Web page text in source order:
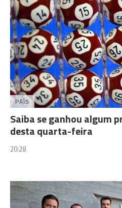
PAÍS
Saiba se ganhou algum
desta quarta-feira
20:28